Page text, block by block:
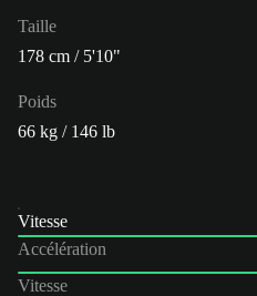
Taille
178 cm / 5'10"
Poids
66 kg / 146 lb
Vitesse
Accélération
Vitesse